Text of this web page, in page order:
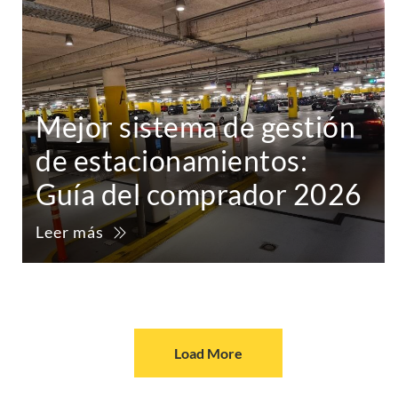
Mejor sistema de gestión
de estacionamientos:
Guía del comprador 2026
Leer más
Load More